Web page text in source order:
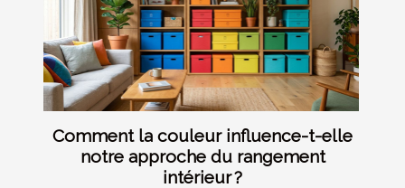
Comment la couleur influence-t-elle
notre approche du rangement
intérieur ?